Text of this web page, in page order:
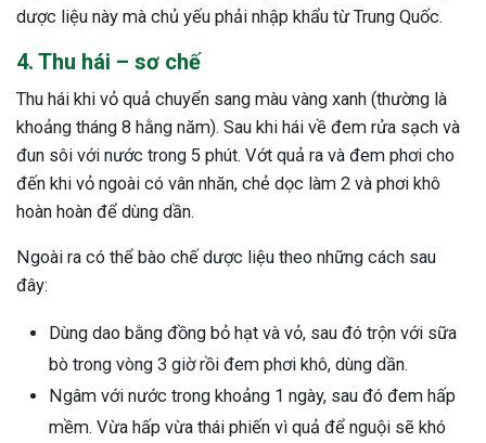
dược liệu này mà chủ yếu phải nhập khẩu từ Trung Quốc.
4. Thu hái – sơ chế
Thu hái khi vỏ quả chuyển sang màu vàng xanh (thường là
khoảng tháng 8 hằng năm). Sau khi hái về đem rửa sạch và
đun sôi với nước trong 5 phút. Vớt quả ra và đem phơi cho
đến khi vỏ ngoài có vân nhăn, chẻ dọc làm 2 và phơi khô
hoàn hoàn để dùng dần.
Ngoài ra có thể bào chế dược liệu theo những cách sau
đây:
Dùng dao bằng đồng bỏ hạt và vỏ, sau đó trộn với sữa
bò trong vòng 3 giờ rồi đem phơi khô, dùng dần.
Ngâm với nước trong khoảng 1 ngày, sau đó đem hấp
mềm. Vừa hấp vừa thái phiến vì quả để nguội sẽ khó